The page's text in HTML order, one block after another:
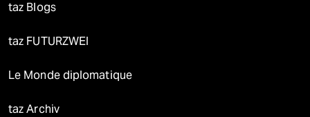
taz Blogs
taz FUTURZWEI
Le Monde diplomatique
taz Archiv